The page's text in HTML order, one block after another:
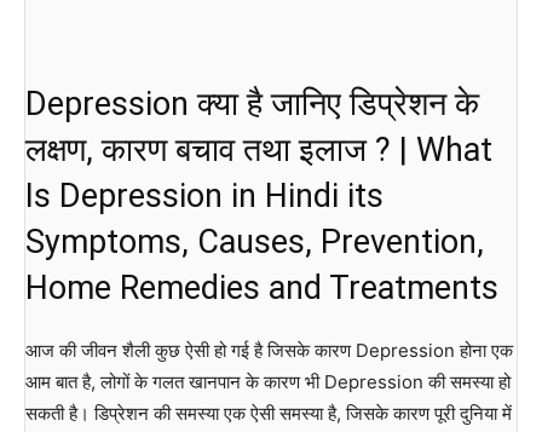
Depression क्या है जानिए डिप्रेशन के
लक्षण, कारण बचाव तथा इलाज ? | What
Is Depression in Hindi its
Symptoms, Causes, Prevention,
Home Remedies and Treatments
आज की जीवन शैली कुछ ऐसी हो गई है जिसके कारण Depression होना एक
आम बात है, लोगों के गलत खानपान के कारण भी Depression की समस्या हो
सकती है। डिप्रेशन की समस्या एक ऐसी समस्या है, जिसके कारण पूरी दुनिया में